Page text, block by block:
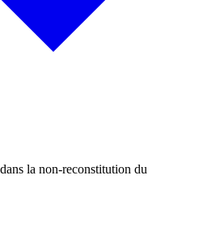
la non-reconstitution du